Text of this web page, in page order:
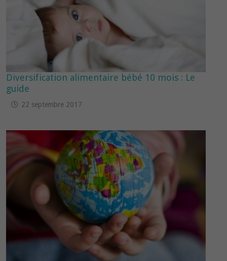
Diversification alimentaire bébé 10 mois : Le
guide
22 septembre 2017